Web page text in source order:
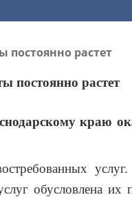
постоянно растет
постоянно растет
краю
обусловлена